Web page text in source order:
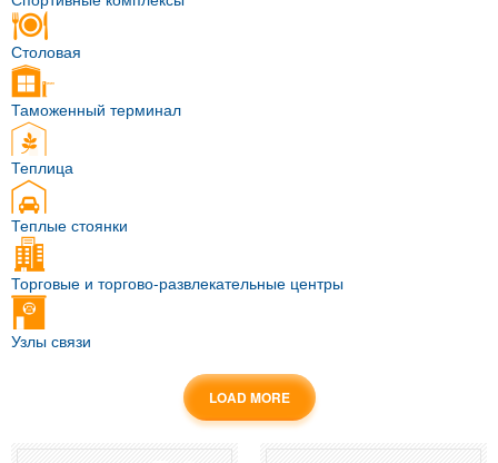
Столовая
Таможенный терминал
Теплица
Теплые стоянки
Торговые и торгово-развлекательные центры
Узлы связи
LOAD MORE